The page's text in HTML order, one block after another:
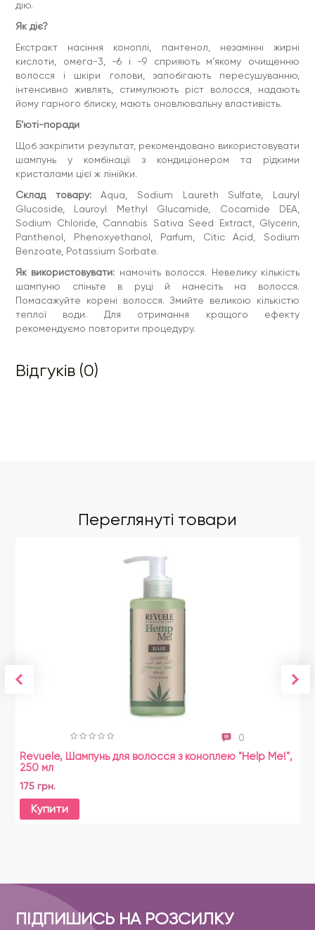
дію.
Як діє?
Екстракт насіння коноплі, пантенол, незамінні жирні
кислоти, омега-3, -6 і -9 сприяють м’якому очищенню
волосся і шкіри голови, запобігають пересушуванню,
інтенсивно живлять, стимулюють ріст волосся, надають
йому гарного блиску, мають оновлювальну властивість.
Б’юті-поради
Щоб закріпити результат, рекомендовано використовувати
шампунь у комбінації з кондиціонером та рідкими
кристалами цієї ж лінійки.
Склад товару:Aqua, Sodium Laureth Sulfate, Lauryl
Glucoside, Lauroyl Methyl Glucamide, Cocamide DEA,
Sodium Chloride, Cannabis Sativa Seed Extract, Glycerin,
Panthenol, Phenoxyethanol, Parfum, Citic Acid, Sodium
Benzoate, Potassium Sorbate.
Як використовувати: намочіть волосся. Невелику кількість
шампуню спіньте в руці й нанесіть на волосся.
Помасажуйте корені волосся. Змийте великою кількістю
теплої води. Для отримання кращого ефекту
рекомендуємо повторити процедуру.
Відгуків (0)
Переглянуті товари
0
Revuele, Шампунь для волосся з коноплею "Help Me!",
250 мл
175 грн.
Купити
ПІДПИШИСЬ НА РОЗСИЛКУ